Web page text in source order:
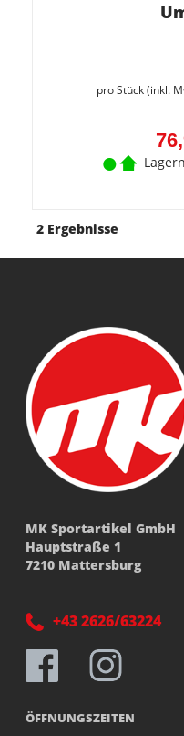
pro Stück (inkl.
2 Ergebnisse
MK Sportartikel GmbH
Hauptstraße 1
7210 Mattersburg
+43 2626/63224
ÖFFNUNGSZEITEN